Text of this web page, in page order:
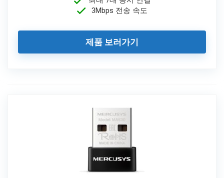
3Mbps 전송 속도
제품 보러가기